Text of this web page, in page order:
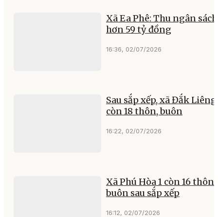
Xã Ea Phê: Thu ngân
hơn 59 tỷ đồng
16:36, 02/07/2026
Sau sắp xếp, xã Đắk Liêng
còn 18 thôn, buôn
16:22, 02/07/2026
Xã Phú Hòa 1 còn 16 thôn,
buôn sau sắp xếp
16:12, 02/07/2026